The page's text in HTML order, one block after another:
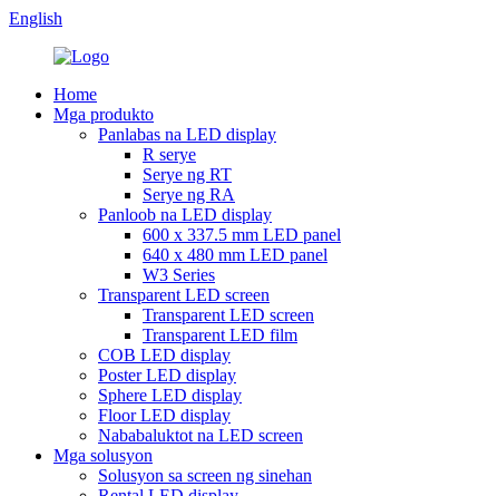
English
Home
Mga produkto
Panlabas na LED display
R serye
Serye ng RT
Serye ng RA
Panloob na LED display
600 x 337.5 mm LED panel
640 x 480 mm LED panel
W3 Series
Transparent LED screen
Transparent LED screen
Transparent LED film
COB LED display
Poster LED display
Sphere LED display
Floor LED display
Nababaluktot na LED screen
Mga solusyon
Solusyon sa screen ng sinehan